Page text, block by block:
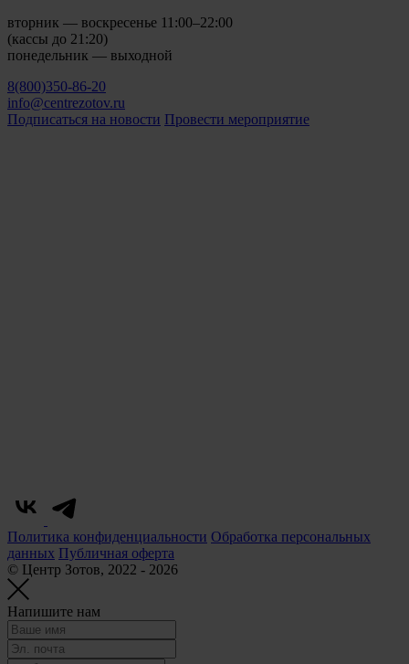
вторник — воскресенье 11:00–22:00
(кассы до 21:20)
понедельник — выходной
8(800)350-86-20
info@centrezotov.ru
Подписаться на новости Провести мероприятие
Политика конфиденциальности Обработка персональных
данных Публичная оферта
© Центр Зотов, 2022 - 2026
Напишите нам